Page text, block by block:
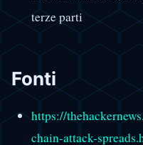
terze parti
Fonti
https://
chain-attack-